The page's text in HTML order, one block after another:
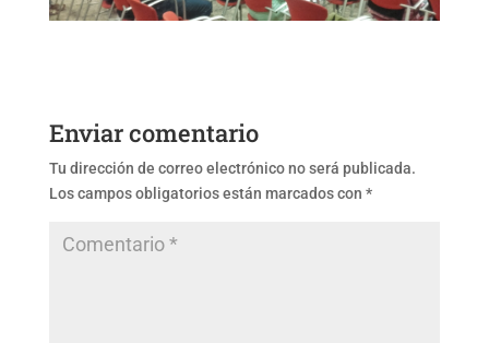
Enviar comentario
Tu dirección de correo electrónico no será publicada.
Los campos obligatorios están marcados con *